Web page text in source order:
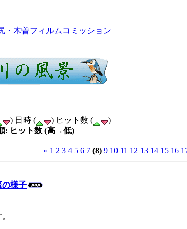
・木曽フィルムコミッション
) 日時 ( ) ヒット数 (
)
: ヒット数 (高→低)
« 1 2 3 4 5 6 7 (8) 9 10 11 12 13 14 15 16
の様子